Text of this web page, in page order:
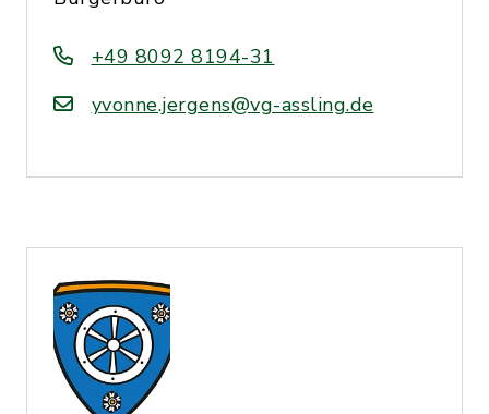
+49 8092 8194-31
yvonne.jergens@vg-assling.de